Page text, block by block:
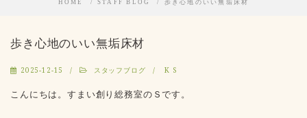
HOME STAFF BLOG 歩き心地のいい無垢床材
歩き心地のいい無垢床材
2025-12-15 スタッフブログ K S
こんにちは。すまい創り総務室のＳです。